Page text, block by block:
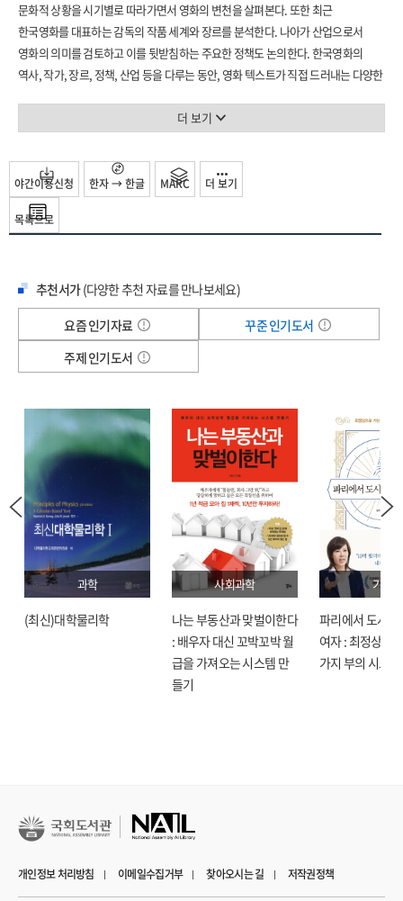
문화적 상황을 시기별로 따라가면서 영화의 변천을 살펴본다. 또한 최근
한국영화를 대표하는 감독의 작품 세계와 장르를 분석한다. 나아가 산업으로서
영화의 의미를 검토하고 이를 뒷받침하는 주요한 정책도 논의한다. 한국영화의
역사, 작가, 장르, 정책, 산업 등을 다루는 동안, 영화 텍스트가 직접 드러내는 다양한
뉴웨이브’까지: 1919년~1980년대」에서는 ‘활동사진’이라는 이름으로 영화가
유입된 시기부터 일제 강점기, 해방 이후, 유신 시대, 민주화 시대를 거치며 일어난
중요한 사건과 각 시기를 대표하는 감독과 작품을 살펴본다. 우리는 영화가 어두운
극장 안 스크린 위에만 존재하는 것이 아니라 사회적 맥락 속에 놓여 있는 시대의
제2장 「한국영화의 전문화, 다양화, 국제화: 1990년대 이후」에서는 역사상 유래
없는 황금기를 구가하고 있는 최근 한국영화를 살펴본다. 1990년대는 한국영화가
도약할 수 있는 준비기였다. 2000년대 이후에는 영화의 완성도뿐만 아니라 상업적
성과를 거둔 감독이 대거 등장한다. 상업적 작가주의는 고유의 문제의식과
미장센을 바탕으로 관객의 선호까지 고민하며 영화를 만들어 왔다. 이런 노력은
한국영화는 웹툰 원작 영화가 성행하고 있고 다양한 형식으로 재공유, 재매개되고
있다. 전문화, 다양화와 더불어 할리우드 영화 제작사와의 협업 등 국제화에도
박차를 가하고 있는 한국영화의 현재를 살펴본다.
제2부는 한국영화의 집중적인 주제를 다룬다. 제3장 「한국영화의 작가」는
상업적 성공을 거두었으면서도 일정한 작가주의를 고수하고 있는 감독과 그 작품
세계를 다룬다. 한국영화의 미학적 특성을 구축해온 대표적인 감독인 임권택,
이명세, 박찬욱, 예술과 상업성의 조화를 꾀해 온 봉준호, 김지운, 최동훈, 일상과
이데올로기의 결합을 보여주는 장선우, 이창동, 홍상수를 차례로 살펴본다.
한국영화를 빛낸 작가가 비단 이들뿐만은 아니겠으나 동시대 관객과 더불어 영화와
현실을 함께 고민하고 있는 대표로서는 손색이 없을 것이다.
제4장 「한국영화 장르의 경향」은 한국영화의 역사 속에 자리 잡은 장르를 문제
삼는다. 한국영화는 시대에 따라서 다양한 장르를 선보여 왔다. 1960년대 유행한
사극, 코미디, 멜로드라마, 1970년대에 성행한 신파와 하이틴영화, 호스티스영화,
제5장 「한국영화의 정책과 산업」은 한국영화에 대한 규제와 진흥이라는 이중적
제도, 영화진흥위원회의 역할 등이 대표적인 사례다. 산업은 오늘날 영화를
이해하는 매우 중요한 영역이다. 최근 자료를 중심으로 제작, 배급, 상영이라는
더 보기
목록으로
야간이용신청 한자 → 한글 MARC 더 보기
추천서가(다양한 추천 자료를 만나보세요)
요즘 인기자료
꾸준 인기도서
주제 인기도서
과학
(최신)대학물리학
사회과학
나는 부동산과 맞벌이한다
: 배우자 대신 꼬박꼬박 월
급을 가져오는 시스템 만
들기
기술
파리에서 도시락
여자 : 최정상으
가지 부의 시크릿
개인정보 처리방침 이메일수집거부 찾아오시는 길 저작권정책